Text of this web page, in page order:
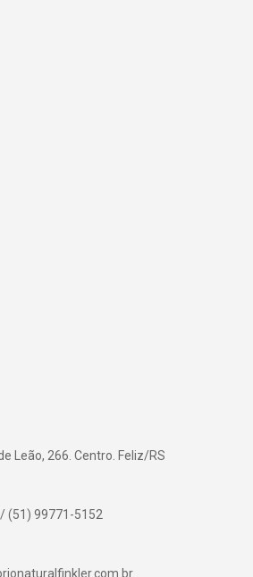
Leão, 266. Centro. Feliz/RS
(51) 99771-5152